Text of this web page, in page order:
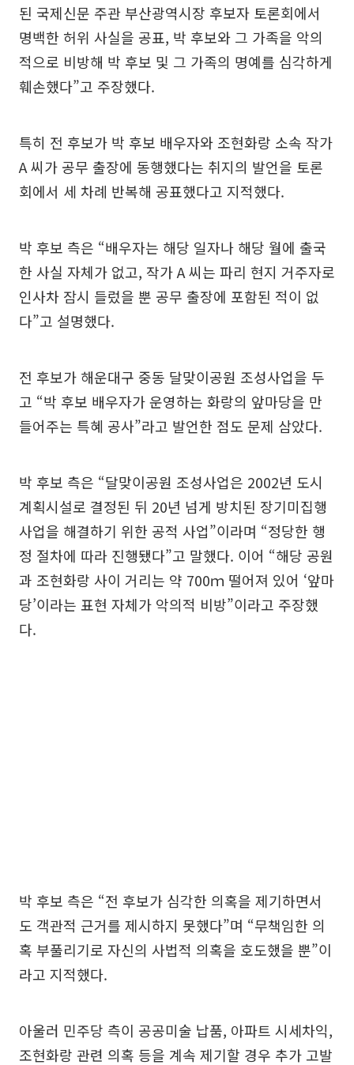
된 국제신문 주관 부산광역시장 후보자 토론회에서
명백한 허위 사실을 공표, 박 후보와 그 가족을 악의
적으로 비방해 박 후보 및 그 가족의 명예를 심각하게
훼손했다”고 주장했다.
특히 전 후보가 박 후보 배우자와 조현화랑 소속 작가
A 씨가 공무 출장에 동행했다는 취지의 발언을 토론
회에서 세 차례 반복해 공표했다고 지적했다.
박 후보 측은 “배우자는 해당 일자나 해당 월에 출국
한 사실 자체가 없고, 작가 A 씨는 파리 현지 거주자로
인사차 잠시 들렀을 뿐 공무 출장에 포함된 적이 없
다”고 설명했다.
전 후보가 해운대구 중동 달맞이공원 조성사업을 두
고 “박 후보 배우자가 운영하는 화랑의 앞마당을 만
들어주는 특혜 공사”라고 발언한 점도 문제 삼았다.
박 후보 측은 “달맞이공원 조성사업은 2002년 도시
계획시설로 결정된 뒤 20년 넘게 방치된 장기미집행
사업을 해결하기 위한 공적 사업”이라며 “정당한 행
정 절차에 따라 진행됐다”고 말했다. 이어 “해당 공원
과 조현화랑 사이 거리는 약 700ｍ 떨어져 있어 ‘앞마
당’이라는 표현 자체가 악의적 비방”이라고 주장했
다.
박 후보 측은 “전 후보가 심각한 의혹을 제기하면서
도 객관적 근거를 제시하지 못했다”며 “무책임한 의
혹 부풀리기로 자신의 사법적 의혹을 호도했을 뿐”이
라고 지적했다.
아울러 민주당 측이 공공미술 납품, 아파트 시세차익,
조현화랑 관련 의혹 등을 계속 제기할 경우 추가 고발